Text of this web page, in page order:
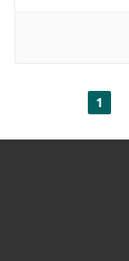
1